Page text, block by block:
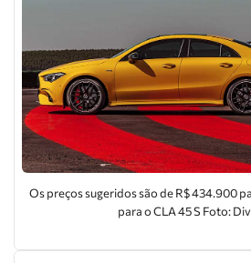
Os preços sugeridos são de R$ 434.900
para o CLA 45 S Foto: